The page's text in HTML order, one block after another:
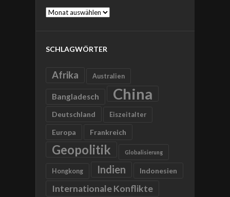
Archive
SCHLAGWÖRTER
Afrika Australien
Bangladesch China
Deutschland Eiszeitalter
Europa Frankreich
Geopolitik Globalisierung
Hongkong Indien Indonesien
Internationale Konflikte